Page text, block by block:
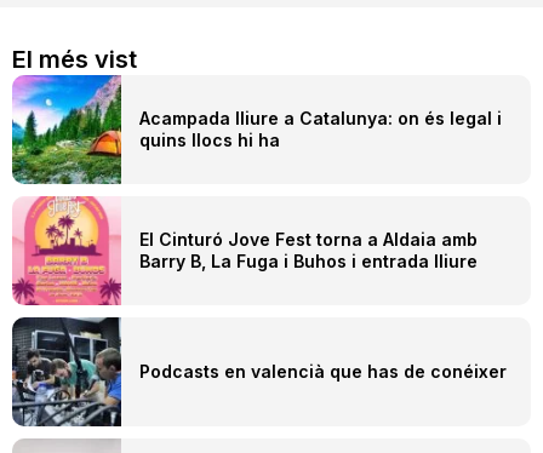
El més vist
Acampada lliure a Catalunya: on és legal i
quins llocs hi ha
El Cinturó Jove Fest torna a Aldaia amb
Barry B, La Fuga i Buhos i entrada lliure
Podcasts en valencià que has de conéixer